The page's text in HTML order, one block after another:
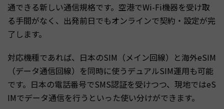
通できる新しい通信規格です。空港でWi-Fi機器を受け取
る手間がなく、出発前日でもオンラインで契約・設定が完
了します。
対応機種であれば、日本のSIM（メイン回線）と海外eSIM
（データ通信回線）を同時に使うデュアルSIM運用も可能
です。日本の電話番号でSMS認証を受けつつ、現地ではeS
IMでデータ通信を行うといった使い分けができます。